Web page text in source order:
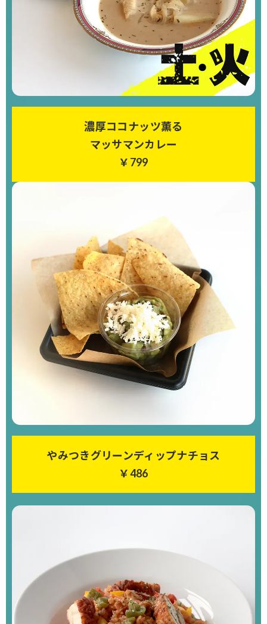
濃厚ココナッツ薫る
マッサマンカレー
￥799
やみつきグリーンディップナチョス
￥486